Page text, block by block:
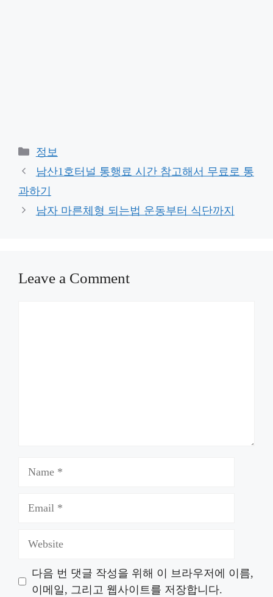
Categories
정보
남산1호터널 통행료 시간 참고해서 무료로 통
과하기
남자 마른체형 되는법 운동부터 식단까지
Leave a Comment
다음 번 댓글 작성을 위해 이 브라우저에 이름,
이메일, 그리고 웹사이트를 저장합니다.